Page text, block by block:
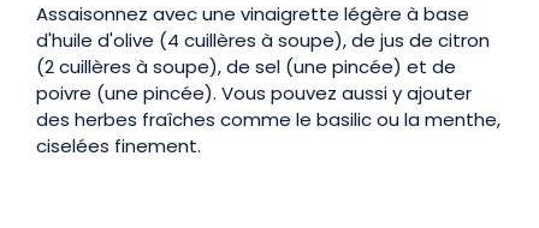
Assaisonnez avec une vinaigrette légère à base
d'huile d'olive (4 cuillères à soupe), de jus de citron
(2 cuillères à soupe), de sel (une pincée) et de
poivre (une pincée). Vous pouvez aussi y ajouter
des herbes fraîches comme le basilic ou la menthe,
ciselées finement.